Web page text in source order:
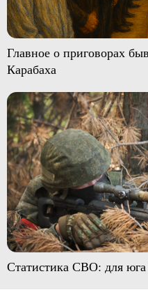
Главное о приговорах
Карабаха
Статистика СВО: для юга